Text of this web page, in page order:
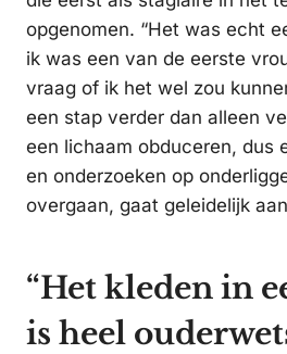
opgenomen. “Het was echt
ik was een van de eerste
vraag of ik het wel zou
een stap verder dan alleen
een lichaam obduceren, dus
en onderzoeken op
overgaan, gaat geleidelijk
“Het kleden in
is heel